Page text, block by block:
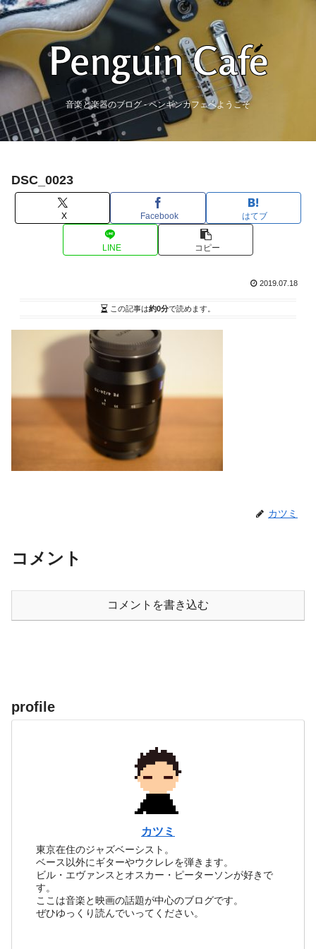
音楽と楽器のブログ - ペンギンカフェへようこそ
DSC_0023
X Facebook はてブ
LINE コピー
2019.07.18
この記事は約0分で読めます。
カツミ
コメント
コメントを書き込む
profile
カツミ
東京在住のジャズベーシスト。
ベース以外にギターやウクレレを弾きます。
ビル・エヴァンスとオスカー・ピーターソンが好きで
す。
ここは音楽と映画の話題が中心のブログです。
ぜひゆっくり読んでいってください。